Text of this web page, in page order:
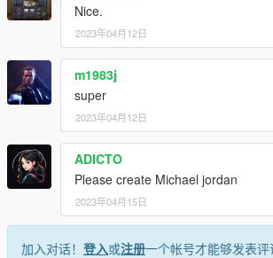
Nice.
2023年04月12日
m1983j
super
2023年04月12日
ADICTO
Please create Michael jordan
2023年04月15日
加入对话！ 登入或注册一个帐号才能够发表评